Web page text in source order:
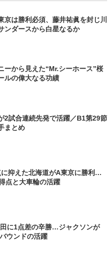
京は勝利必須、藤井祐眞を封じ川
ンダースから白星なるか
ーから見えた“Mr.シーホース”桜
ルの偉大なる功績
2試合連続先発で活躍／B1第29節
まとめ
抑えた北海道がA東京に勝利…
点と大車輪の活躍
に1点差の辛勝…ジャクソンが
ウンドの活躍